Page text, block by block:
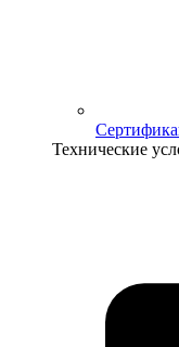
Технические